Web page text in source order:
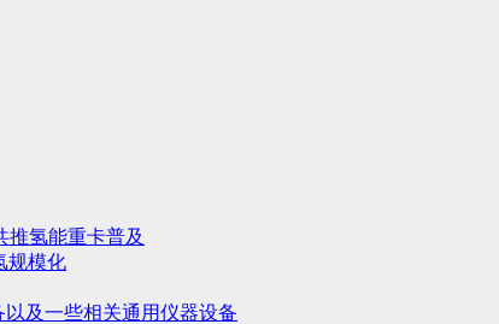
推氢能重卡普及
规模化
及一些相关通用仪器设备